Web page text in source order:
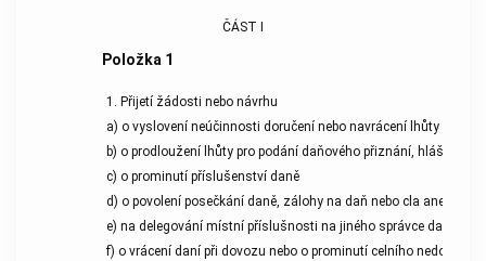
ČÁST I
Položka 1
1. Přijetí žádosti nebo návrhu
a) o vyslovení neúčinnosti doručení nebo navrácení lhůty v
b) o prodloužení lhůty pro podání daňového přiznání, hlášení
c) o prominutí příslušenství daně
d) o povolení posečkání daně, zálohy na daň nebo cla anebo o
e) na delegování místní příslušnosti na jiného správce daně
f) o vrácení daní při dovozu nebo o prominutí celního nedoplatku